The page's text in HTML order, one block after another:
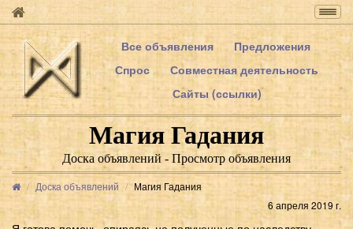
Все объявления
Предложения
Спрос
Совместная деятельность
Сайты (ссылки)
Магия Гадания
Доска объявлений - Просмотр объявления
Доска объявлений
Магия Гадания
6 апреля 2019 г.